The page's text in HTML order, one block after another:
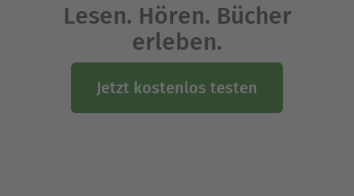
Lesen. Hören. Bücher
erleben.
Jetzt kostenlos testen